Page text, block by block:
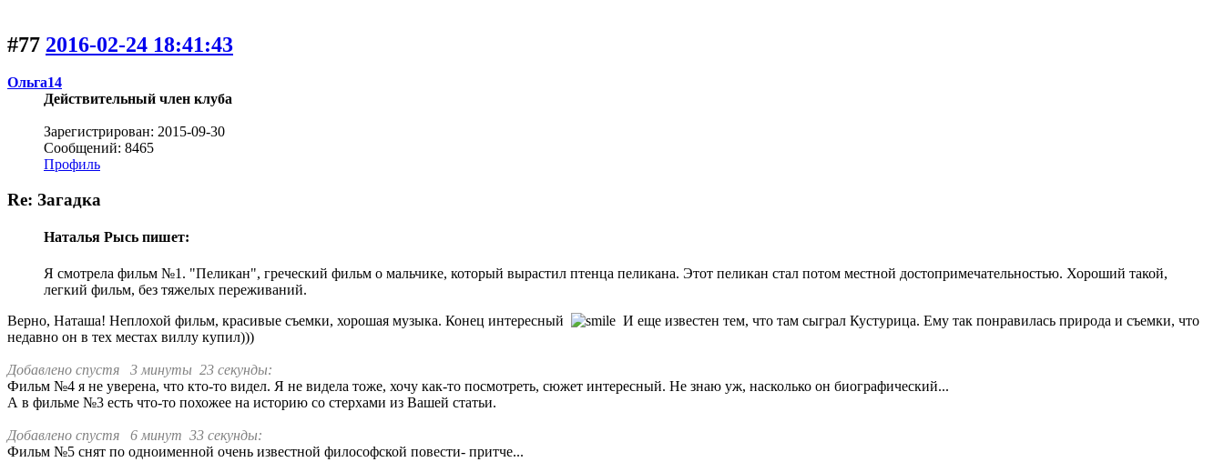
#77 2016-02-24 18:41:43
Ольга14
Действительный член клуба
Зарегистрирован: 2015-09-30
Сообщений: 8465
Профиль
Re: Загадка
Наталья Рысь пишет:
Я смотрела фильм №1. "Пеликан", греческий фильм о мальчике, который вырастил птенца пеликана. Этот пеликан стал потом местной достопримечательностью. Хороший такой,
легкий фильм, без тяжелых переживаний.
Верно, Наташа! Неплохой фильм, красивые съемки, хорошая музыка. Конец интересный
И еще известен тем, что там сыграл Кустурица. Ему так понравилась природа и съемки, что
недавно он в тех местах виллу купил)))
Добавлено спустя 3 минуты 23 секунды:
Фильм №4 я не уверена, что кто-то видел. Я не видела тоже, хочу как-то посмотреть, сюжет интересный. Не знаю уж, насколько он биографический...
А в фильме №3 есть что-то похожее на историю со стерхами из Вашей статьи.
Добавлено спустя 6 минут 33 секунды:
Фильм №5 снят по одноименной очень известной философской повести- притче...